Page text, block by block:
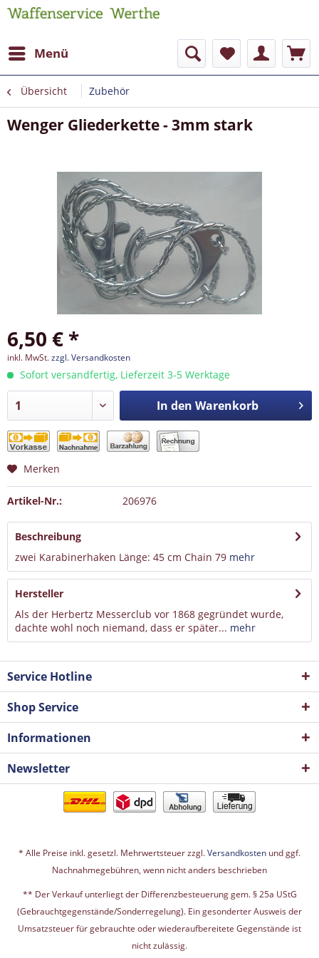
Menü
Übersicht Zubehör
Wenger Gliederkette - 3mm stark
6,50 € *
inkl. MwSt.zzgl. Versandkosten
Sofort versandfertig, Lieferzeit 3-5 Werktage
In den Warenkorb
Merken
Artikel-Nr.: 206976
Beschreibung
zwei Karabinerhaken Länge: 45 cm Chain 79 mehr
Hersteller
Als der Herbertz Messerclub vor 1868 gegründet wurde,
dachte wohl noch niemand, dass er später... mehr
Service Hotline
Shop Service
Informationen
Newsletter
* Alle Preise inkl. gesetzl. Mehrwertsteuer zzgl.Versandkosten und ggf.
Nachnahmegebühren, wenn nicht anders beschrieben
** Der Verkauf unterliegt der Differenzbesteuerung gem. § 25a UStG
(Gebrauchtgegenstände/Sonderregelung). Ein gesonderter Ausweis der
Umsatzsteuer für gebrauchte oder wiederaufbereitete Gegenstände ist
nicht zulässig.